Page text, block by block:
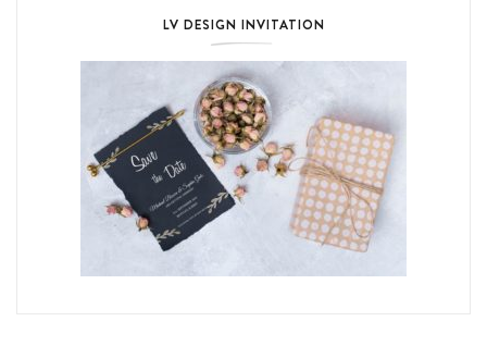
LV DESIGN INVITATION